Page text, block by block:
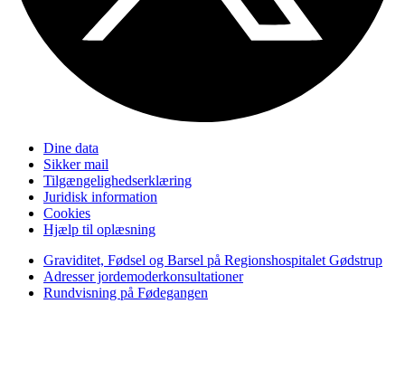
Dine data
Sikker mail
Tilgængelighedserklæring
Juridisk information
Cookies
Hjælp til oplæsning
Graviditet, Fødsel og Barsel på Regionshospitalet Gødstrup
Adresser jordemoderkonsultationer
Rundvisning på Fødegangen